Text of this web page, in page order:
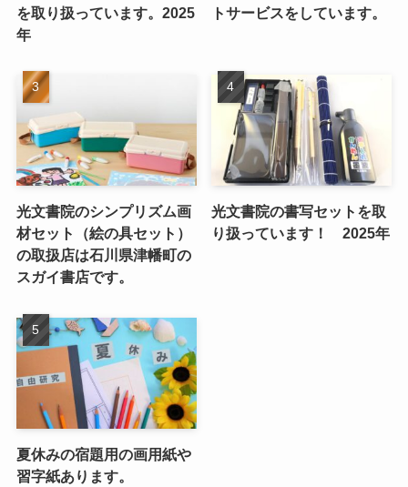
を取り扱っています。2025
年
トサービスをしています。
光文書院のシンプリズム画
材セット（絵の具セット）
の取扱店は石川県津幡町の
スガイ書店です。
光文書院の書写セットを取
り扱っています！ 2025年
夏休みの宿題用の画用紙や
習字紙あります。